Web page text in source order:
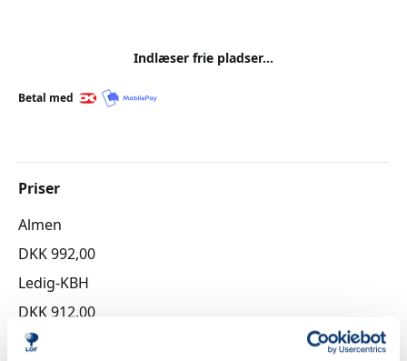
Indlæser frie pladser...
Betal med
Priser
Almen
DKK 992,00
Ledig-KBH
DKK 912,00
Ledig-FRB